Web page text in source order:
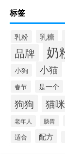
标签
乳粉 乳糖
品牌 奶
小狗 小猫
春节 是一个
狗狗 猫咪
老年人 肠胃
适合 配方